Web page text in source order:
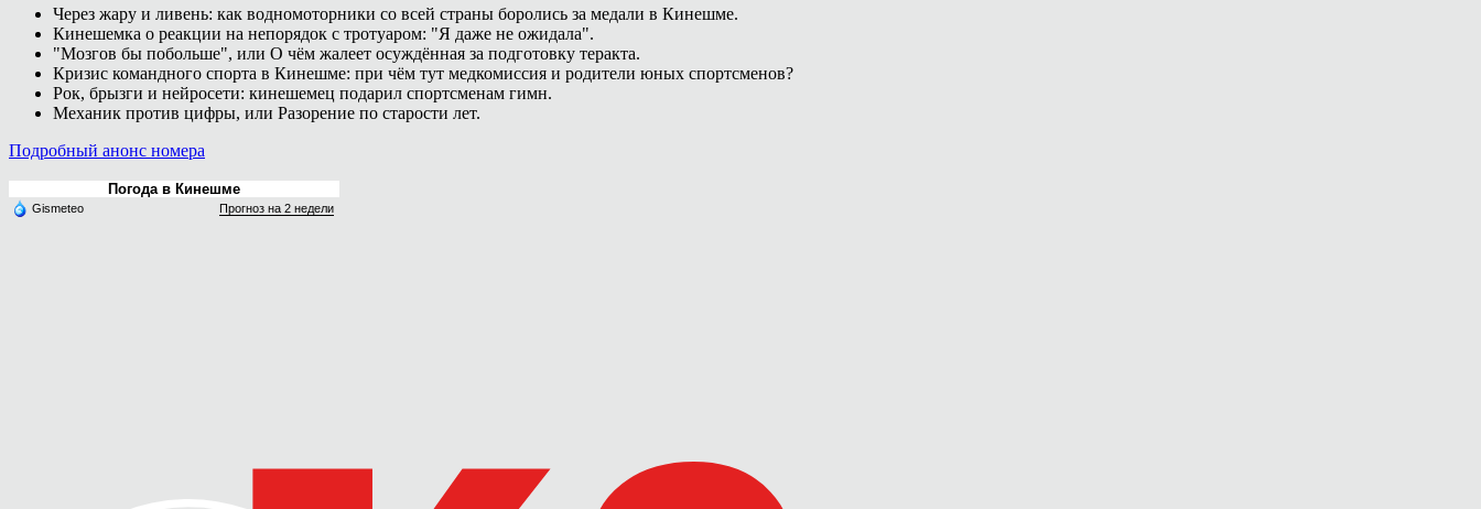
Через жару и ливень: как водномоторники со всей страны боролись за медали в Кинешме.
Кинешемка о реакции на непорядок с тротуаром: "Я даже не ожидала".
"Мозгов бы побольше", или О чём жалеет осуждённая за подготовку теракта.
Кризис командного спорта в Кинешме: при чём тут медкомиссия и родители юных спортсменов?
Рок, брызги и нейросети: кинешемец подарил спортсменам гимн.
Механик против цифры, или Разорение по старости лет.
Подробный анонс номера
Погода в Кинешме
Gismeteo Прогноз на 2 недели